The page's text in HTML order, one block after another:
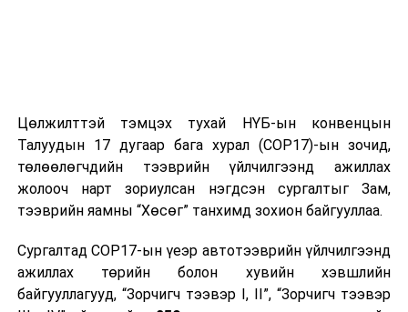
Цөлжилттэй тэмцэх тухай НҮБ-ын конвенцын
Талуудын 17 дугаар бага хурал (COP17)-ын зочид,
төлөөлөгчдийн тээврийн үйлчилгээнд ажиллах
жолооч нарт зориулсан нэгдсэн сургалтыг Зам,
тээврийн яамны “Хөсөг” танхимд зохион байгууллаа.
Сургалтад COP17-ын үеэр автотээврийн үйлчилгээнд
ажиллах төрийн болон хувийн хэвшлийн
байгууллагууд, “Зорчигч тээвэр I, II”, “Зорчигч тээвэр